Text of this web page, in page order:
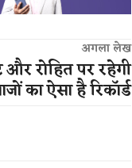
अगला लेख
रोहित पर रहेगी
का ऐसा है रिकॉर्ड